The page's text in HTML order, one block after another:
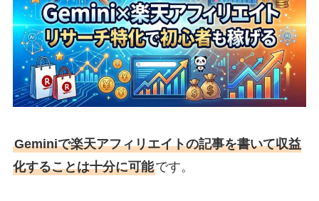
Geminiで楽天アフィリエイトの記事を書いて収益
化することは十分に可能です。